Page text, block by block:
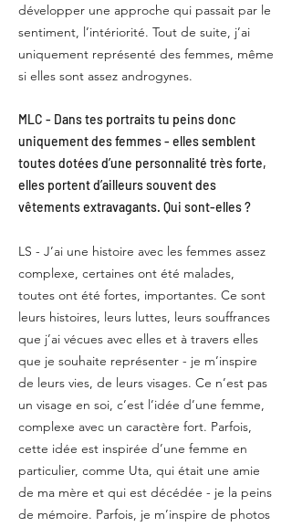
développer une approche qui passait par le
sentiment, l’intériorité. Tout de suite, j’ai
uniquement représenté des femmes, même
si elles sont assez androgynes.
MLC - Dans tes portraits tu peins donc
uniquement des femmes - elles semblent
toutes dotées d’une personnalité très forte,
elles portent d’ailleurs souvent des
vêtements extravagants. Qui sont-elles ?
LS - J’ai une histoire avec les femmes assez
complexe, certaines ont été malades,
toutes ont été fortes, importantes. Ce sont
leurs histoires, leurs luttes, leurs souffrances
que j’ai vécues avec elles et à travers elles
que je souhaite représenter - je m’inspire
de leurs vies, de leurs visages. Ce n’est pas
un visage en soi, c’est l’idée d’une femme,
complexe avec un caractère fort. Parfois,
cette idée est inspirée d’une femme en
particulier, comme Uta, qui était une amie
de ma mère et qui est décédée - je la peins
de mémoire. Parfois, je m’inspire de photos